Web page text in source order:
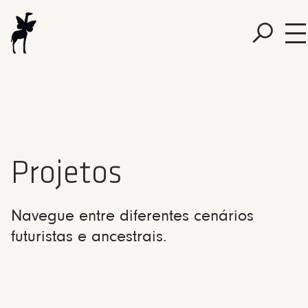
Projetos
Navegue entre diferentes cenários
futuristas e ancestrais.